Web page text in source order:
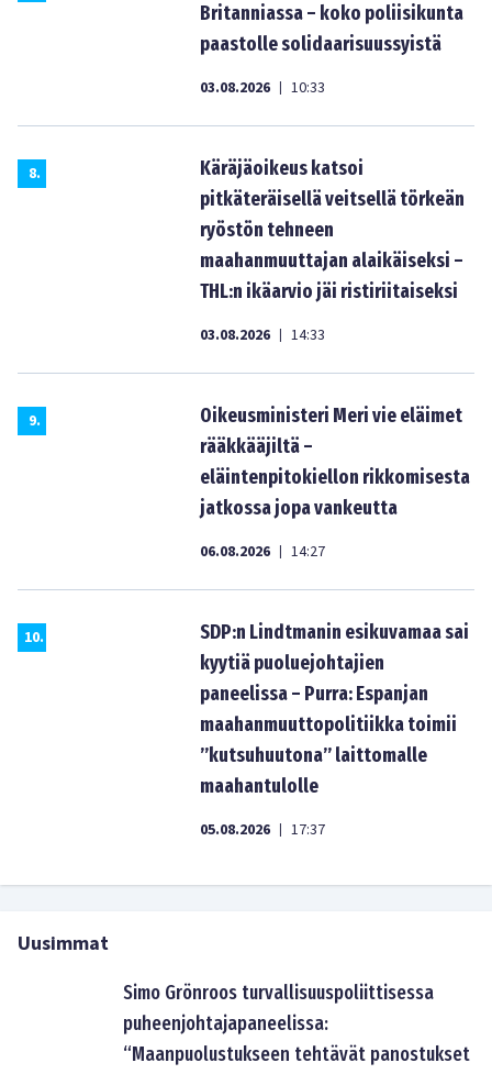
Britanniassa – koko poliisikunta
paastolle solidaarisuussyistä
03.08.2026 | 10:33
8.
Käräjäoikeus katsoi
pitkäteräisellä veitsellä törkeän
ryöstön tehneen
maahanmuuttajan alaikäiseksi –
THL:n ikäarvio jäi ristiriitaiseksi
03.08.2026 | 14:33
9.
Oikeusministeri Meri vie eläimet
rääkkääjiltä –
eläintenpitokiellon rikkomisesta
jatkossa jopa vankeutta
06.08.2026 | 14:27
10.
SDP:n Lindtmanin esikuvamaa sai
kyytiä puoluejohtajien
paneelissa – Purra: Espanjan
maahanmuuttopolitiikka toimii
”kutsuhuutona” laittomalle
maahantulolle
05.08.2026 | 17:37
Uusimmat
Simo Grönroos turvallisuuspoliittisessa
puheenjohtajapaneelissa:
“Maanpuolustukseen tehtävät panostukset